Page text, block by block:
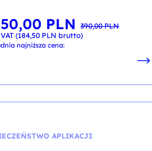
390,00PLN
PLN.
PLN
PLN.
(184,50 PLN brutto)
najniższa cena:
APLIKACJI